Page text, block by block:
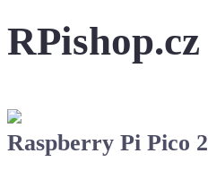
RPishop.cz
Raspberry Pi Pico 2